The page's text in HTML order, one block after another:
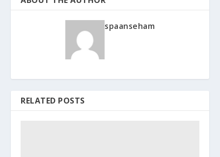
spaanseham
RELATED POSTS